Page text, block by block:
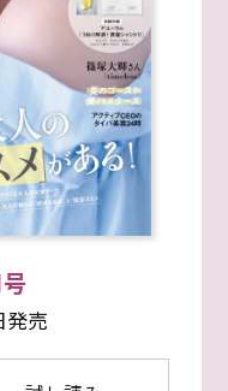
発売